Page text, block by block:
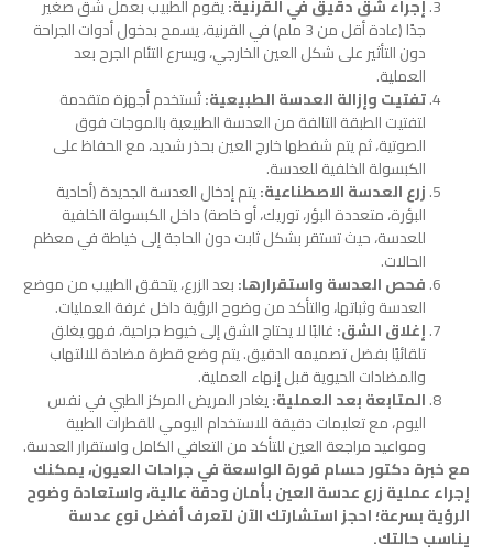
إجراء شق دقيق في القرنية:يقوم الطبيب بعمل شق صغير
جدًا (عادة أقل من 3 ملم) في القرنية، يسمح بدخول أدوات الجراحة
دون التأثير على شكل العين الخارجي، ويسرع التئام الجرح بعد
العملية.
تفتيت وإزالة العدسة الطبيعية:تُستخدم أجهزة متقدمة
لتفتيت الطبقة التالفة من العدسة الطبيعية بالموجات فوق
الصوتية، ثم يتم شفطها خارج العين بحذر شديد، مع الحفاظ على
الكبسولة الخلفية للعدسة.
زرع العدسة الاصطناعية:يتم إدخال العدسة الجديدة (أحادية
البؤرة، متعددة البؤر، توريك، أو خاصة) داخل الكبسولة الخلفية
للعدسة، حيث تستقر بشكل ثابت دون الحاجة إلى خياطة في معظم
الحالات.
فحص العدسة واستقرارها:بعد الزرع، يتحقق الطبيب من موضع
العدسة وثباتها، والتأكد من وضوح الرؤية داخل غرفة العمليات.
إغلاق الشق:غالبًا لا يحتاج الشق إلى خيوط جراحية، فهو يغلق
تلقائيًا بفضل تصميمه الدقيق. يتم وضع قطرة مضادة للالتهاب
والمضادات الحيوية قبل إنهاء العملية.
المتابعة بعد العملية:يغادر المريض المركز الطبي في نفس
اليوم، مع تعليمات دقيقة للاستخدام اليومي للقطرات الطبية
ومواعيد مراجعة العين للتأكد من التعافي الكامل واستقرار العدسة.
مع خبرة دكتور حسام قورة الواسعة في جراحات العيون، يمكنك
إجراء عملية زرع عدسة العين بأمان ودقة عالية، واستعادة وضوح
الرؤية بسرعة؛ احجز استشارتك الآن لتعرف أفضل نوع عدسة
يناسب حالتك.